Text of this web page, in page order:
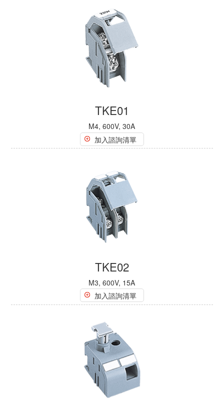
TKE01
M4, 600V, 30A
加入諮詢清單
TKE02
M3, 600V, 15A
加入諮詢清單